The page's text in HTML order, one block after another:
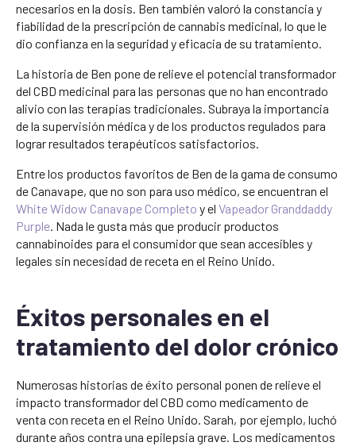
necesarios en la dosis. Ben también valoró la constancia y
fiabilidad de la prescripción de cannabis medicinal, lo que le
dio confianza en la seguridad y eficacia de su tratamiento.
La historia de Ben pone de relieve el potencial transformador
del CBD medicinal para las personas que no han encontrado
alivio con las terapias tradicionales. Subraya la importancia
de la supervisión médica y de los productos regulados para
lograr resultados terapéuticos satisfactorios.
Entre los productos favoritos de Ben de la gama de consumo
de Canavape, que no son para uso médico, se encuentran el
White Widow Canavape Completo y el Vapeador Granddaddy
Purple. Nada le gusta más que producir productos
cannabinoides para el consumidor que sean accesibles y
legales sin necesidad de receta en el Reino Unido.
Éxitos personales en el
tratamiento del dolor crónico
Numerosas historias de éxito personal ponen de relieve el
impacto transformador del CBD como medicamento de
venta con receta en el Reino Unido. Sarah, por ejemplo, luchó
durante años contra una epilepsia grave. Los medicamentos